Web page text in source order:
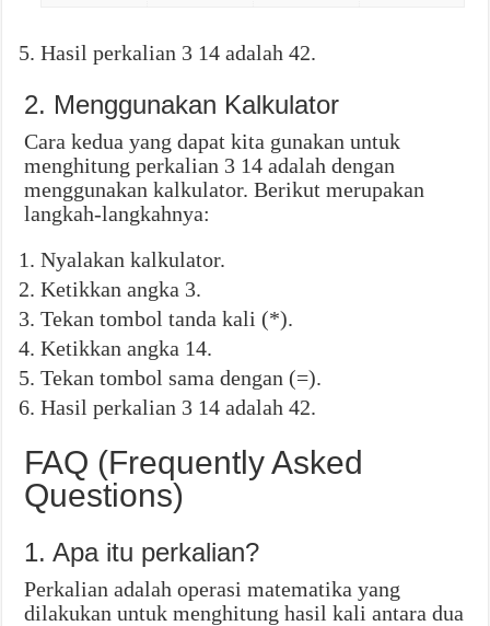
Hasil perkalian 3 14 adalah 42.
2. Menggunakan Kalkulator
Cara kedua yang dapat kita gunakan untuk
menghitung perkalian 3 14 adalah dengan
menggunakan kalkulator. Berikut merupakan
langkah-langkahnya:
Nyalakan kalkulator.
Ketikkan angka 3.
Tekan tombol tanda kali (*).
Ketikkan angka 14.
Tekan tombol sama dengan (=).
Hasil perkalian 3 14 adalah 42.
FAQ (Frequently Asked
Questions)
1. Apa itu perkalian?
Perkalian adalah operasi matematika yang
dilakukan untuk menghitung hasil kali antara dua